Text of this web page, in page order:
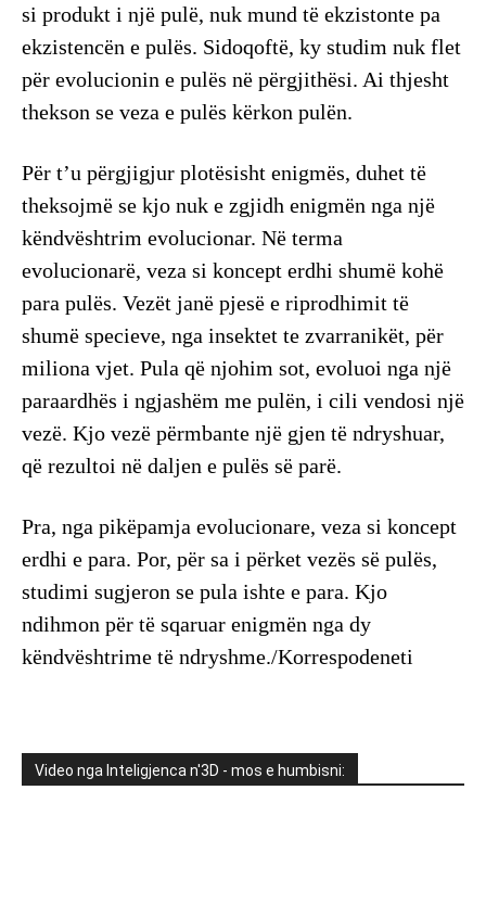
si produkt i një pulë, nuk mund të ekzistonte pa
ekzistencën e pulës. Sidoqoftë, ky studim nuk flet
për evolucionin e pulës në përgjithësi. Ai thjesht
thekson se veza e pulës kërkon pulën.
​Për t’u përgjigjur plotësisht enigmës, duhet të
theksojmë se kjo nuk e zgjidh enigmën nga një
këndvështrim evolucionar. Në terma
evolucionarë, veza si koncept erdhi shumë kohë
para pulës. Vezët janë pjesë e riprodhimit të
shumë specieve, nga insektet te zvarranikët, për
miliona vjet. Pula që njohim sot, evoluoi nga një
paraardhës i ngjashëm me pulën, i cili vendosi një
vezë. Kjo vezë përmbante një gjen të ndryshuar,
që rezultoi në daljen e pulës së parë.
​Pra, nga pikëpamja evolucionare, veza si koncept
erdhi e para. Por, për sa i përket vezës së pulës,
studimi sugjeron se pula ishte e para. Kjo
ndihmon për të sqaruar enigmën nga dy
këndvështrime të ndryshme./Korrespodeneti
Video nga Inteligjenca n'3D - mos e humbisni: